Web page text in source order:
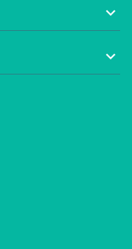

